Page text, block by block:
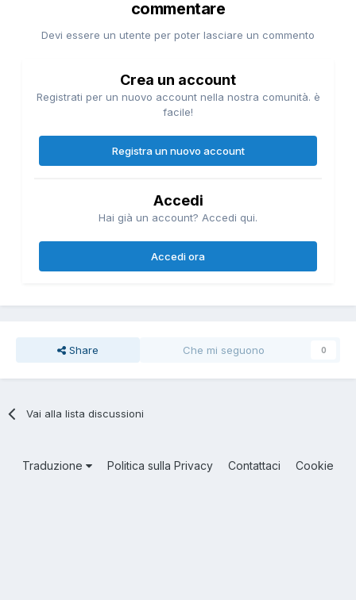
commentare
Devi essere un utente per poter lasciare un commento
Crea un account
Registrati per un nuovo account nella nostra comunità. è
facile!
Registra un nuovo account
Accedi
Hai già un account? Accedi qui.
Accedi ora
Share Che mi seguono 0
Vai alla lista discussioni
Traduzione Politica sulla Privacy Contattaci Cookie